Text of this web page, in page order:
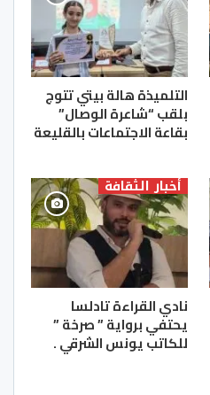
التلميذة هالة بيتي تتوج
بلقب “شاعرة الوصال”
بقاعة الاجتماعات بالقليعة
أخبار الثقافة
نادي القراءة تادلسا
يحتفي برواية ” صرخة ”
للكاتب يونس الشرقي .